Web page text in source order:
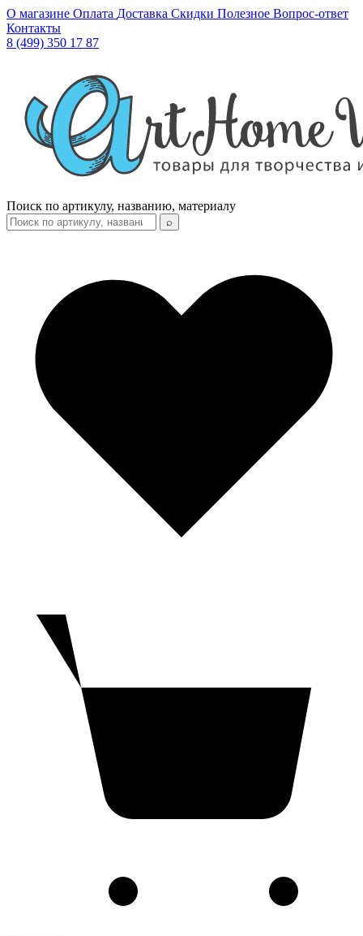
О магазине Оплата Доставка Скидки Полезное Вопрос-ответ
Контакты
8 (499) 350 17 87
Поиск по артикулу, названию, материалу
⌕